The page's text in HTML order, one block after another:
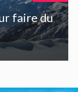
faire du